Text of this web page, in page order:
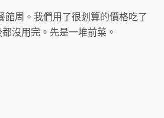
館周。我們用了很划算的價格吃了
沒用完。先是一堆前菜。